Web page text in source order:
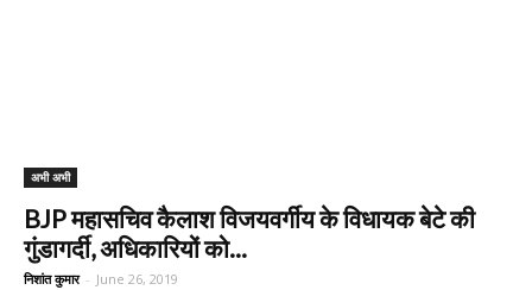
अभी अभी
BJP महासचिव कैलाश विजयवर्गीय के विधायक बेटे की
गुंडागर्दी, अधिकारियों को...
निशांत कुमार - June 26, 2019